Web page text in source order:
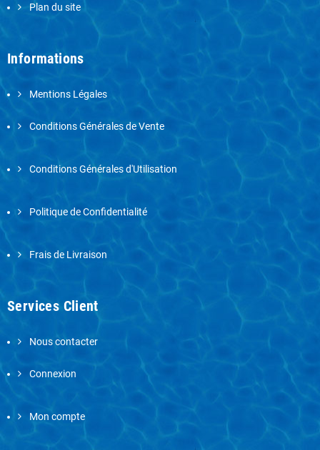
Plan du site
Informations
Mentions Légales
Conditions Générales de Vente
Conditions Générales d'Utilisation
Politique de Confidentialité
Frais de Livraison
Services Client
Nous contacter
Connexion
Mon compte